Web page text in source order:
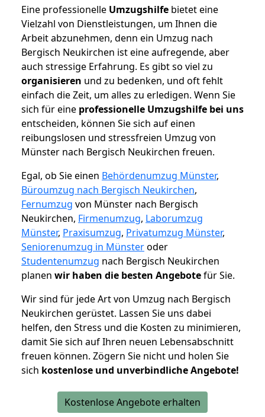
Eine professionelle Umzugshilfe bietet eine
Vielzahl von Dienstleistungen, um Ihnen die
Arbeit abzunehmen, denn ein Umzug nach
Bergisch Neukirchen ist eine aufregende, aber
auch stressige Erfahrung. Es gibt so viel zu
organisieren und zu bedenken, und oft fehlt
einfach die Zeit, um alles zu erledigen. Wenn Sie
sich für eine professionelle Umzugshilfe bei uns
entscheiden, können Sie sich auf einen
reibungslosen und stressfreien Umzug von
Münster nach Bergisch Neukirchen freuen.
Egal, ob Sie einen Behördenumzug Münster,
Büroumzug nach Bergisch Neukirchen,
Fernumzug von Münster nach Bergisch
Neukirchen, Firmenumzug, Laborumzug
Münster, Praxisumzug, Privatumzug Münster,
Seniorenumzug in Münsteroder
Studentenumzug nach Bergisch Neukirchen
planen wir haben die besten Angebotefür Sie.
Wir sind für jede Art von Umzug nach Bergisch
Neukirchen gerüstet. Lassen Sie uns dabei
helfen, den Stress und die Kosten zu minimieren,
damit Sie sich auf Ihren neuen Lebensabschnitt
freuen können. Zögern Sie nicht und holen Sie
sich kostenlose und unverbindliche Angebote!
Kostenlose Angebote erhalten